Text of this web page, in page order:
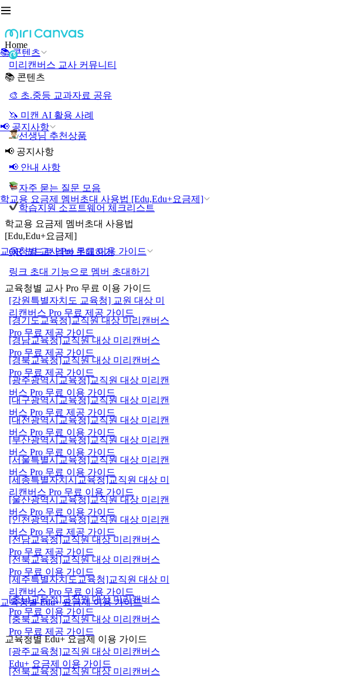
📚 콘텐츠
📢 공지사항
학교용 요금제 멤버초대 사용법 [Edu,Edu+요금제]
교육청별 교사 Pro 무료 이용 가이드
교육청별 Edu+ 요금제 이용 가이드
Home
미리캔버스 교사 커뮤니티
📚 콘텐츠
🎨 초.중등 교과자료 공유
🦄 미캔 AI 활용 사례
선생님 추천상품
📢 공지사항
📢 안내 사항
자주 묻는 질문 모음
학습지원 소프트웨어 체크리스트
학교용 요금제 멤버초대 사용법
[Edu,Edu+요금제]
QR 코드로 멤버 초대하기
링크 초대 기능으로 멤버 초대하기
교육청별 교사 Pro 무료 이용 가이드
[강원특별자치도 교육청] 교원 대상 미
리캔버스 Pro 무료 제공 가이드
[경기도교육청]교직원 대상 미리캔버스
Pro 무료 제공 가이드
[경남교육청]교직원 대상 미리캔버스
Pro 무료 제공 가이드
[경북교육청]교직원 대상 미리캔버스
Pro 무료 제공 가이드
[광주광역시교육청]교직원 대상 미리캔
버스 Pro 무료 이용 가이드
[대구광역시교육청]교직원 대상 미리캔
버스 Pro 무료 제공 가이드
[대전광역시교육청]교직원 대상 미리캔
버스 Pro 무료 이용 가이드
[부산광역시교육청]교직원 대상 미리캔
버스 Pro 무료 이용 가이드
[서울특별시교육청]교직원 대상 미리캔
버스 Pro 무료 이용 가이드
[세종특별자치시교육청]교직원 대상 미
리캔버스 Pro 무료 이용 가이드
[울산광역시교육청]교직원 대상 미리캔
버스 Pro 무료 이용 가이드
[인천광역시교육청]교직원 대상 미리캔
버스 Pro 무료 제공 가이드
[전남교육청]교직원 대상 미리캔버스
Pro 무료 제공 가이드
[전북교육청]교직원 대상 미리캔버스
Pro 무료 이용 가이드
[제주특별자치도교육청]교직원 대상 미
리캔버스 Pro 무료 이용 가이드
[충남교육청]교직원 대상 미리캔버스
Pro 무료 이용 가이드
[충북교육청]교직원 대상 미리캔버스
Pro 무료 제공 가이드
교육청별 Edu+ 요금제 이용 가이드
[광주교육청]교직원 대상 미리캔버스
Edu+ 요금제 이용 가이드
[전북교육청]교직원 대상 미리캔버스